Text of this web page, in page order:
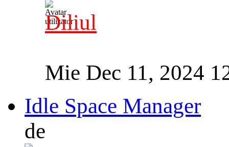
Diliul
Mie Dec 11, 2024
Idle Space Manager
de